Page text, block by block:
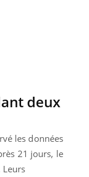
deux
les données
21 jours, le
Leurs